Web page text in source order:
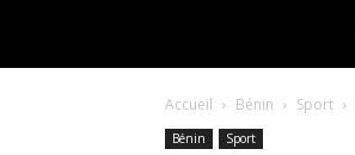
Accueil Bénin Sport
Bénin Sport